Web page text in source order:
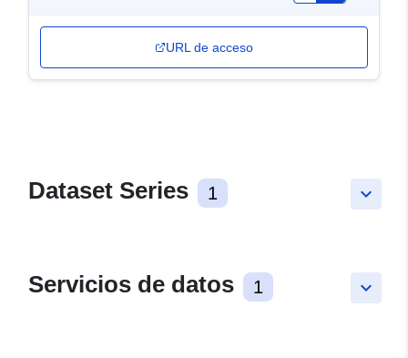
URL de acceso
keyboard_arrow_down
Dataset Series 1
keyboard_arrow_down
Servicios de datos 1